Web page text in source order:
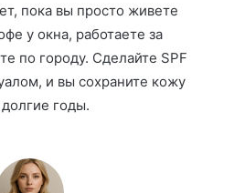
пока вы просто живете
у окна, работаете за
по городу. Сделайте SPF
и вы сохраните кожу
годы.